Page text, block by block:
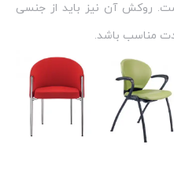
روکش آن نیز باید از جنسی
مناسب باشد.